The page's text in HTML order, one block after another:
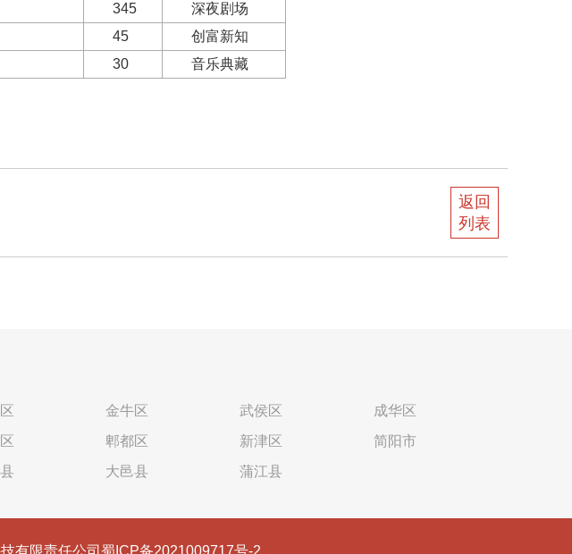
345
深夜剧场
45
创富新知
30 音乐典藏
返回
列表
金牛区 武侯区
成华区
郫都区 新津区
简阳市
大邑县 蒲江县